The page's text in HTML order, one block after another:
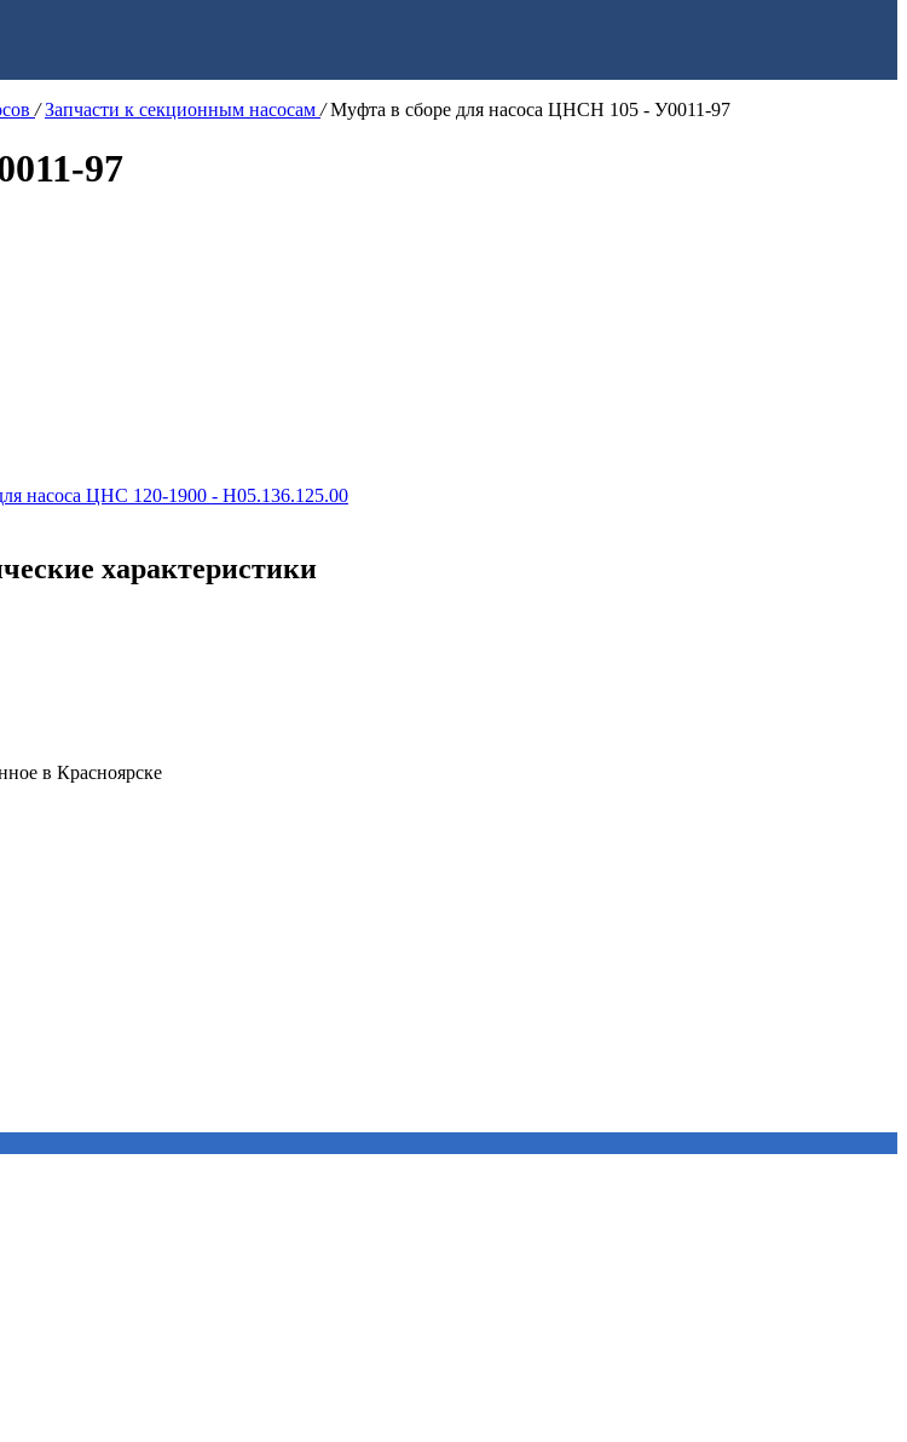
/ Запчасти к секционным насосам / Муфта в сборе для насоса ЦНСН 105 - У0011-97
97
насоса ЦНС 120-1900 - Н05.136.125.00
характеристики